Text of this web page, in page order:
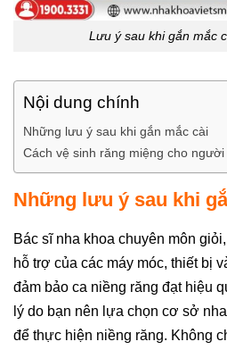
Lưu ý sau khi gắn mắc
Nội dung chính
Những lưu ý sau khi gắn mắc cài
Cách vệ sinh răng miệng cho
Những lưu ý sau khi
Bác sĩ nha khoa chuyên môn
hỗ trợ của các máy móc, thiết bị
đảm bảo ca niềng răng đạt hiệu
lý do bạn nên lựa chọn cơ sở
để thực hiện niềng răng. Không